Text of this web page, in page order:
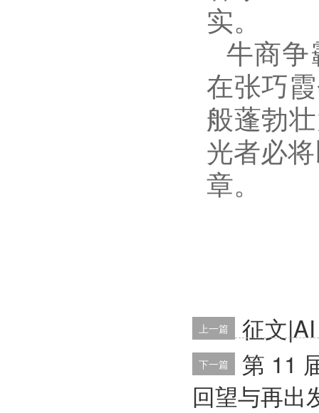
实。
牛商
在张巧
般蓬勃
光者必
章。
上一篇 征文
下一篇
第 11
回望与再出